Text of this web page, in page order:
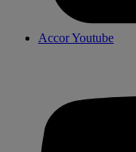
Accor Youtube